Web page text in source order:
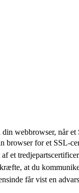
webbrowser, når
browser for et SSL-
et
at du
får vist en